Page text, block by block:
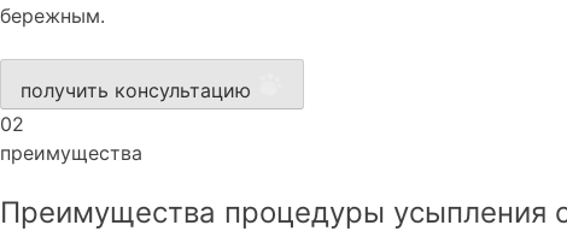
бережным.
получить консультацию
02
преимущества
Преимущества процедуры усыпления